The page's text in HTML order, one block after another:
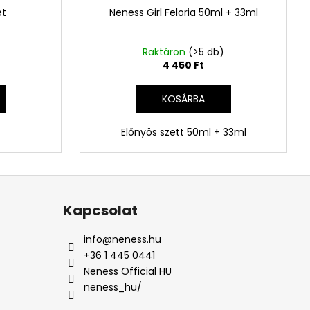
Neness Girl Feloria 50ml + 33ml
Raktáron (>5 db)
4 450 Ft
KOSÁRBA
Előnyös szett 50ml + 33ml
Kapcsolat
info@neness.hu
+36 1 445 0441
Neness Official HU
neness_hu/